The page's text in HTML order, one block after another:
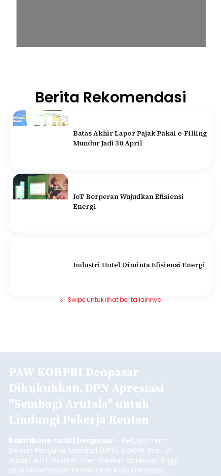
Berita Rekomendasi
Batas Akhir Lapor Pajak Pakai e-Filling
Mundur Jadi 30 April
IoT Berperan Wujudkan Efisiensi
Energi
Industri Hotel Diminta Efisiensi Energi
Swipe untuk lihat berita lainnya
PAW KORPRI Denpasar
Dikukuhkan, DPN Apresiasi
"Sembagi Arutala" untuk
Lindungi Pekerja Rentan
balitribune.co.id | Denpasar - Ketua Umum
Dewan Pengurus Nasional (DPN) KORPRI, Prof. Dr.
Zudan Arif Fahrulloh, memberikan apresiasi tinggi
atas keberhasilan Pemerintah Kota Denpasar